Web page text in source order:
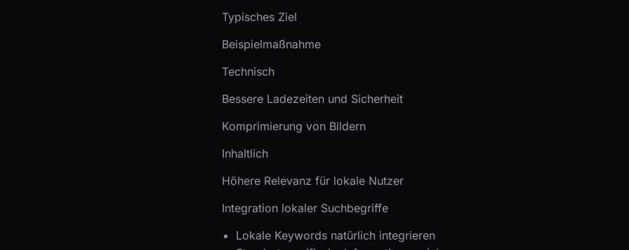
Typisches Ziel
Beispielmaßnahme
Technisch
Bessere Ladezeiten und Sicherheit
Komprimierung von Bildern
Inhaltlich
Höhere Relevanz für lokale Nutzer
Integration lokaler Suchbegriffe
Lokale Keywords natürlich integrieren